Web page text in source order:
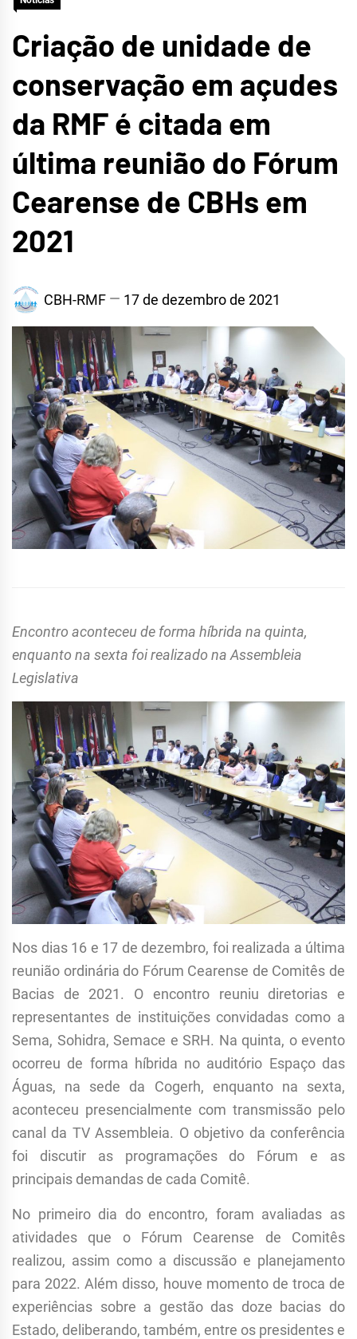
METROPOLITANA DE
FORTALEZA
Criação de unidade de
conservação em açudes
da RMF é citada em
última reunião do Fórum
Cearense de CBHs em
2021
CBH-RMF 17 de dezembro de 2021
Encontro aconteceu de forma híbrida na quinta,
enquanto na sexta foi realizado na Assembleia
Legislativa
Nos dias 16 e 17 de dezembro, foi realizada a última
reunião ordinária do Fórum Cearense de Comitês de
Bacias de 2021. O encontro reuniu diretorias e
representantes de instituições convidadas como a
Sema, Sohidra, Semace e SRH. Na quinta, o evento
ocorreu de forma híbrida no auditório Espaço das
Águas, na sede da Cogerh, enquanto na sexta,
aconteceu presencialmente com transmissão pelo
canal da TV Assembleia. O objetivo da conferência
foi discutir as programações do Fórum e as
principais demandas de cada Comitê.
No primeiro dia do encontro, foram avaliadas as
atividades que o Fórum Cearense de Comitês
realizou, assim como a discussão e planejamento
para 2022. Além disso, houve momento de troca de
experiências sobre a gestão das doze bacias do
Estado, deliberando, também, entre os presidentes e